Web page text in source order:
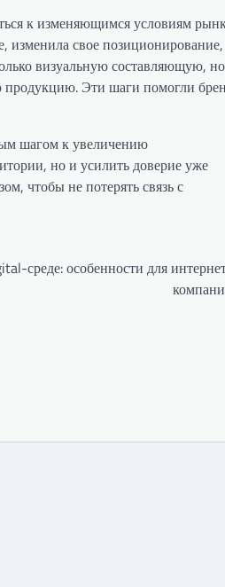
к изменяющимся условиям
изменила свое позиционирование,
визуальную составляющую,
продукцию. Эти шаги помогли
шагом к увеличению
но и усилить доверие уже
чтобы не потерять связь с
среде: особенности для